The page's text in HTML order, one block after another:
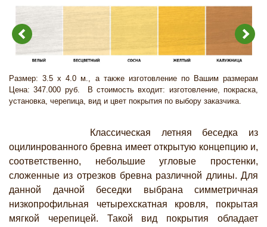
Размер: 3.5 х 4.0 м., а также изготовление по Вашим размерам
Цена: 347.000 руб. В стоимость входит: изготовление, покраска,
установка, черепица, вид и цвет покрытия по выбору заказчика.
Классическая летняя беседка из
оцилинрованного бревна имеет открытую концепцию и,
соответственно, небольшие угловые простенки,
сложенные из отрезков бревна различной длины. Для
данной дачной беседки выбрана симметричная
низкопрофильная четырехскатная кровля, покрытая
мягкой черепицей. Такой вид покрытия обладает